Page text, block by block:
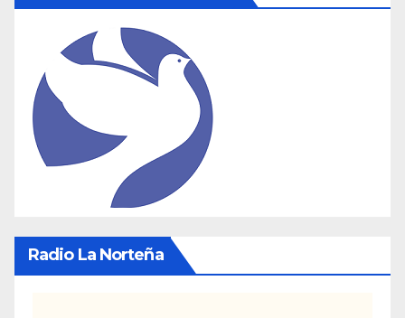
Radio La Norteña